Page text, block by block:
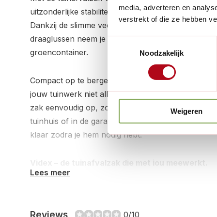
media, adverteren en
verstrekt of die ze hebben
Noodzakelijk
Weigeren
uitzonderlijke stabiliteit maakt dat hij zelfs het
Dankzij de slimme veeropening vul je de zak
draaglussen neem je hem eenvoudig mee naar
groencontainer.
Compact op te bergen, altijd klaar voor gebruik.
jouw tuinwerk niet alleen makkelijker, maar ook
zak eenvoudig op, zodat hij nauwelijks ruimte
tuinhuis of in de garage bewaart: hij past overal
klaar zodra je hem nodig hebt.
Videx – de tuinafvalzak die met jou meewerkt.
Lees meer
Reviews 0/10